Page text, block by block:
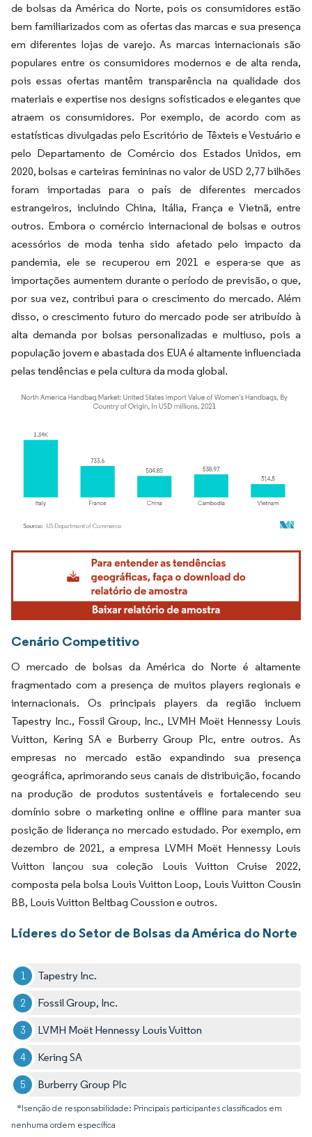
de bolsas da América do Norte, pois os consumidores estão
bem familiarizados com as ofertas das marcas e sua presença
em diferentes lojas de varejo. As marcas internacionais são
populares entre os consumidores modernos e de alta renda,
pois essas ofertas mantêm transparência na qualidade dos
materiais e expertise nos designs sofisticados e elegantes que
atraem os consumidores. Por exemplo, de acordo com as
estatísticas divulgadas pelo Escritório de Têxteis e Vestuário e
pelo Departamento de Comércio dos Estados Unidos, em
2020, bolsas e carteiras femininas no valor de USD 2,77 bilhões
foram importadas para o país de diferentes mercados
estrangeiros, incluindo China, Itália, França e Vietnã, entre
outros. Embora o comércio internacional de bolsas e outros
acessórios de moda tenha sido afetado pelo impacto da
pandemia, ele se recuperou em 2021 e espera-se que as
importações aumentem durante o período de previsão, o que,
por sua vez, contribui para o crescimento do mercado. Além
disso, o crescimento futuro do mercado pode ser atribuído à
alta demanda por bolsas personalizadas e multiuso, pois a
população jovem e abastada dos EUA é altamente influenciada
pelas tendências e pela cultura da moda global.
Imagem © Mordor Intelligence. O reuso requer atribuição conforme CC BY 4.0.
Cenário Competitivo
O mercado de bolsas da América do Norte é altamente
fragmentado com a presença de muitos players regionais e
internacionais. Os principais players da região incluem
Tapestry Inc., Fossil Group, Inc., LVMH Moët Hennessy Louis
Vuitton, Kering SA e Burberry Group Plc, entre outros. As
empresas no mercado estão expandindo sua presença
geográfica, aprimorando seus canais de distribuição, focando
na produção de produtos sustentáveis e fortalecendo seu
domínio sobre o marketing online e offline para manter sua
posição de liderança no mercado estudado. Por exemplo, em
dezembro de 2021, a empresa LVMH Moët Hennessy Louis
Vuitton lançou sua coleção Louis Vuitton Cruise 2022,
composta pela bolsa Louis Vuitton Loop, Louis Vuitton Cousin
BB, Louis Vuitton Beltbag Coussion e outros.
Líderes do Setor de Bolsas da América do Norte
Tapestry Inc.
Fossil Group, Inc.
LVMH Moët Hennessy Louis Vuitton
Kering SA
Burberry Group Plc
*Isenção de responsabilidade: Principais participantes classificados em
nenhuma ordem específica